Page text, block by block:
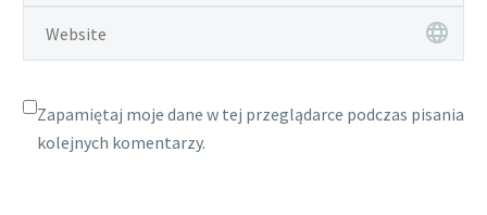
Zapamiętaj moje dane w tej przeglądarce podczas pisania
kolejnych komentarzy.